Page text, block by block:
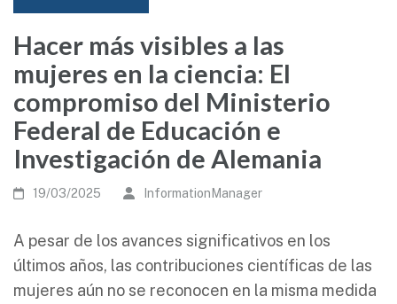
Hacer más visibles a las
mujeres en la ciencia: El
compromiso del Ministerio
Federal de Educación e
Investigación de Alemania
19/03/2025 InformationManager
A pesar de los avances significativos en los
últimos años, las contribuciones científicas de las
mujeres aún no se reconocen en la misma medida